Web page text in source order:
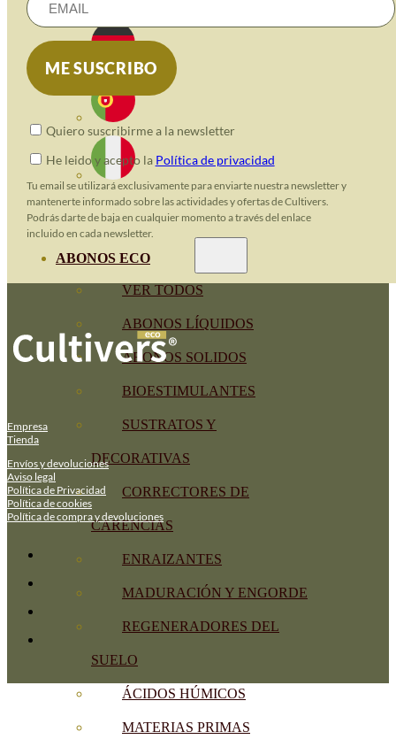
ABONOS ECO
VER TODOS
ABONOS LÍQUIDOS
ABONOS SOLIDOS
BIOESTIMULANTES
SUSTRATOS Y
DECORATIVAS
CORRECTORES DE
CARENCIAS
ENRAIZANTES
MADURACIÓN Y ENGORDE
REGENERADORES DEL
SUELO
ÁCIDOS HÚMICOS
MATERIAS PRIMAS
Quiero suscribirme a la newsletter
He leido y acepto la Política de privacidad
Tu email se utilizará exclusivamente para enviarte nuestra newsletter y
mantenerte informado sobre las actividades y ofertas de Cultivers.
Podrás darte de baja en cualquier momento a través del enlace
incluido en cada newsletter.
Empresa
Tienda
Envíos y devoluciones
Aviso legal
Política de Privacidad
Política de cookies
Política de compra y devoluciones